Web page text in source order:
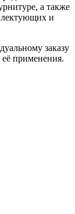
а также
и
заказу
применения.